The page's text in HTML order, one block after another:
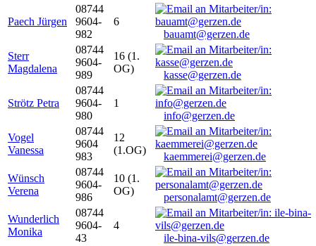
Paech Jürgen
08744
9604-
982
6
bauamt@gerzen.de
Sterr
Magdalena
08744
9604-
989
16 (1.
OG)
kasse@gerzen.de
Strötz Petra
08744
9604-
980
1
info@gerzen.de
Vogel
Vanessa
08744
9604
983
12
(1.OG)
kaemmerei@gerzen.de
Wünsch
Verena
08744
9604-
986
10 (1.
OG)
personalamt@gerzen.de
Wunderlich
Monika
08744
9604-
43
4
ile-bina-vils@gerzen.de